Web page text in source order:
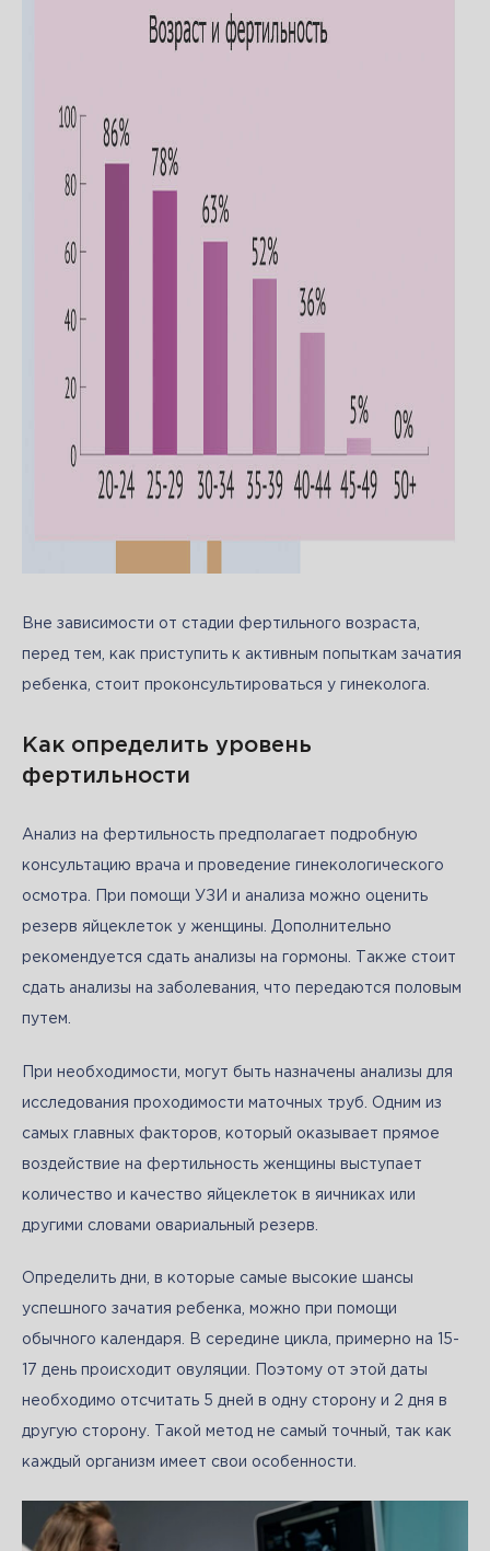
Вне зависимости от стадии фертильного возраста,
перед тем, как приступить к активным попыткам зачатия
ребенка, стоит проконсультироваться у гинеколога.
Как определить уровень
фертильности
Анализ на фертильность предполагает подробную
консультацию врача и проведение гинекологического
осмотра. При помощи УЗИ и анализа можно оценить
резерв яйцеклеток у женщины. Дополнительно
рекомендуется сдать анализы на гормоны. Также стоит
сдать анализы на заболевания, что передаются половым
путем.
При необходимости, могут быть назначены анализы для
исследования проходимости маточных труб. Одним из
самых главных факторов, который оказывает прямое
воздействие на фертильность женщины выступает
количество и качество яйцеклеток в яичниках или
другими словами овариальный резерв.
Определить дни, в которые самые высокие шансы
успешного зачатия ребенка, можно при помощи
обычного календаря. В середине цикла, примерно на 15-
17 день происходит овуляции. Поэтому от этой даты
необходимо отсчитать 5 дней в одну сторону и 2 дня в
другую сторону. Такой метод не самый точный, так как
каждый организм имеет свои особенности.